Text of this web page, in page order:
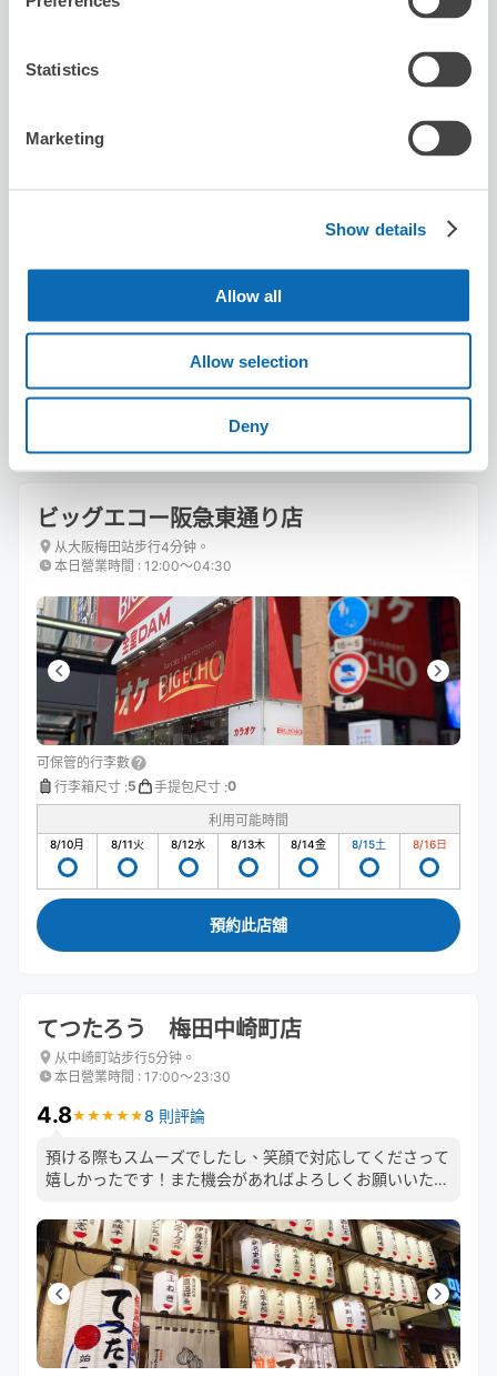
Statistics
Marketing
Show details
Allow all
Allow selection
Deny
おかえりキッチン
5 5
8/10月 8/11火 8/12水 8/13木 8/14金 8/15土 8/16日
ビッグエコー阪急東通り店
从大阪梅田站步行4分钟。
本日營業時間 : 12:00〜04:30
可保管的行李數
行李箱尺寸 :5 手提包尺寸 :0
利用可能時間
8/10月 8/11火 8/12水 8/13木 8/14金 8/15土 8/16日
預約此店舖
てつたろう 梅田中崎町店
从中崎町站步行5分钟。
本日營業時間 : 17:00〜23:30
4.8★ ★ ★ ★ ★
★ ★ ★ ★ ★ 8 則評論
預ける際もスムーズでしたし、笑顔で対応してくださって
嬉しかったです！また機会があればよろしくお願いいたし